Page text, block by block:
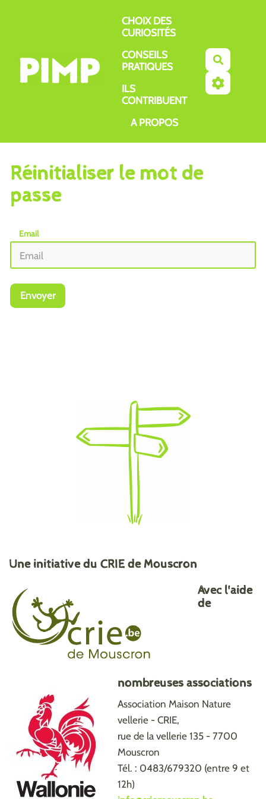
CHOIX DES
CURIOSITÉS
CONSEILS
PRATIQUES
ILS
CONTRIBUENT
A PROPOS
Réinitialiser le mot de
passe
Email
Envoyer
Une initiative du CRIE de Mouscron
Avec l'aide
de
nombreuses associations
Association Maison Nature
vellerie - CRIE,
rue de la vellerie 135 - 7700
Mouscron
Tél. : 0483/679320 (entre 9 et
12h)